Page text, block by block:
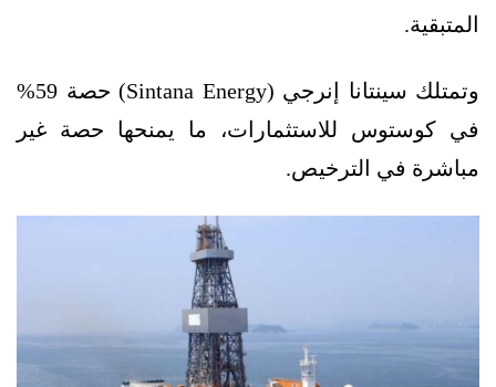
المتبقية.
وتمتلك سينتانا إنرجي (Sintana Energy) حصة 59%
في كوستوس للاستثمارات، ما يمنحها حصة غير
مباشرة في الترخيص.